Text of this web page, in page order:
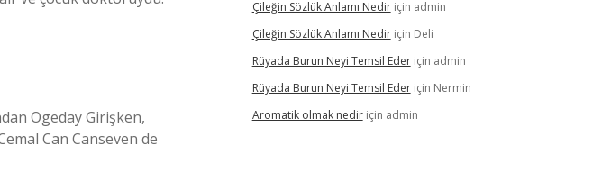
Ogeday Girişken,
Can Canseven de
Çileğin Sözlük Anlamı Nediriçin admin
Çileğin Sözlük Anlamı Nediriçin Deli
Rüyada Burun Neyi Temsil Ederiçin admin
Rüyada Burun Neyi Temsil Ederiçin Nermin
Aromatik olmak nediriçin admin